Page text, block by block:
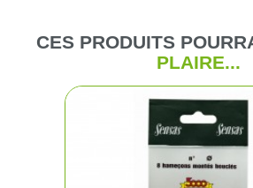
CES PRODUITS
PLAIRE...